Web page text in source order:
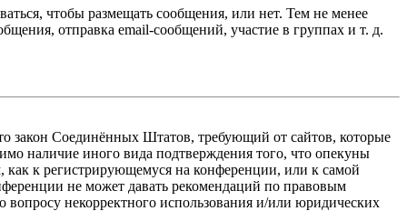
чтобы размещать сообщения, или нет. Тем не менее
отправка email-сообщений, участие в группах и т. д.
закон Соединённых Штатов, требующий от сайтов, которые
наличие иного вида подтверждения того, что опекуны
к регистрирующемуся на конференции, или к самой
не может давать рекомендаций по правовым
некорректного использования и/или юридических